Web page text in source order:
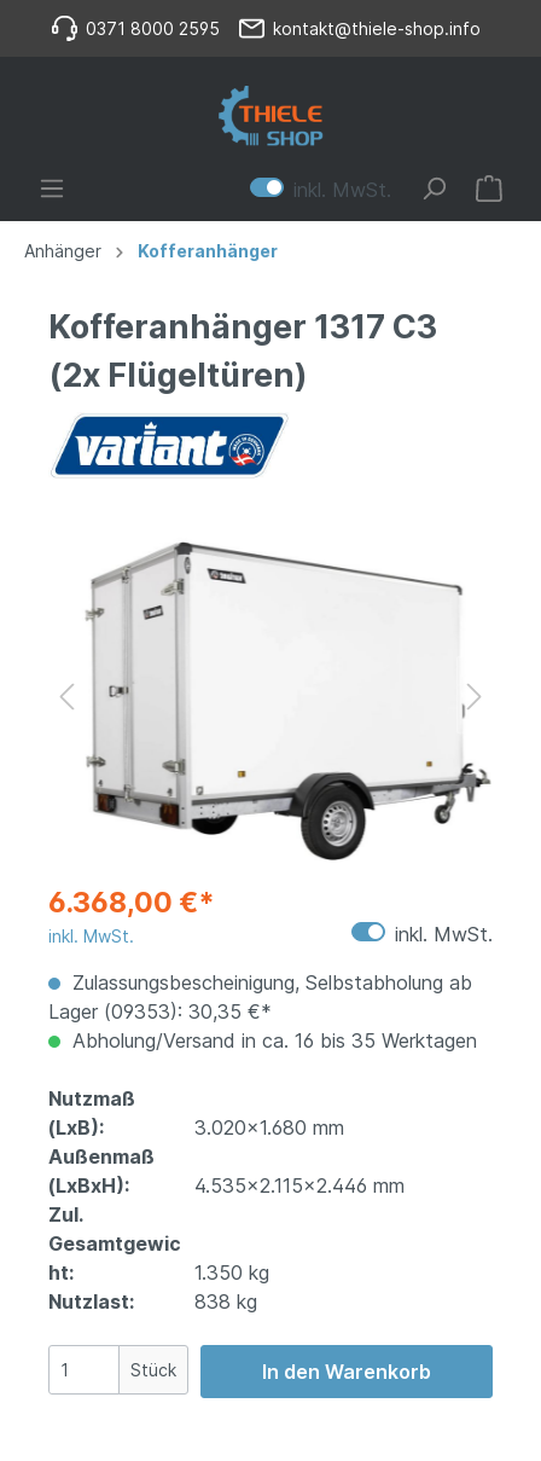
0371 8000 2595 kontakt@thiele-shop.info
inkl. MwSt.
Anhänger Kofferanhänger
Kofferanhänger 1317 C3
(2x Flügeltüren)
6.368,00 €*
inkl. MwSt.
inkl. MwSt.
Zulassungsbescheinigung, Selbstabholung ab
Lager (09353): 30,35 €*
Abholung/Versand in ca. 16 bis 35 Werktagen
Nutzmaß
(LxB):
3.020x1.680 mm
Außenmaß
(LxBxH):
4.535x2.115x2.446 mm
Zul.
Gesamtgewic
ht:
1.350 kg
Nutzlast:
838 kg
Stück In den Warenkorb